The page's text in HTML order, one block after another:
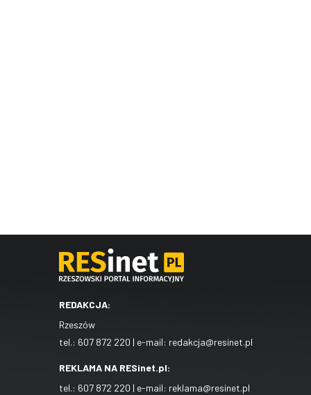
REDAKCJA:
Rzeszów
tel.: 607 872 220 | e-mail: redakcja@resinet.pl
REKLAMA NA RESinet.pl:
tel.: 607 872 220 | e-mail: reklama@resinet.pl